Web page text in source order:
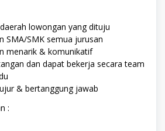
lowongan yang dituju
SMA/SMK semua jurusan
menarik & komunikatif
dan dapat bekerja secara team
& bertanggung jawab
: